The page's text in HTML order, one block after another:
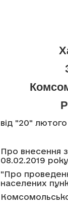
від "20"
Про внесення
08.02.2019
"Про
населених